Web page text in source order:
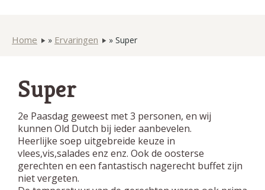
Home » Ervaringen » Super
Super
2e Paasdag geweest met 3 personen, en wij
kunnen Old Dutch bij ieder aanbevelen.
Heerlijke soep uitgebreide keuze in
vlees,vis,salades enz enz. Ook de oosterse
gerechten en een fantastisch nagerecht buffet zijn
niet vergeten.